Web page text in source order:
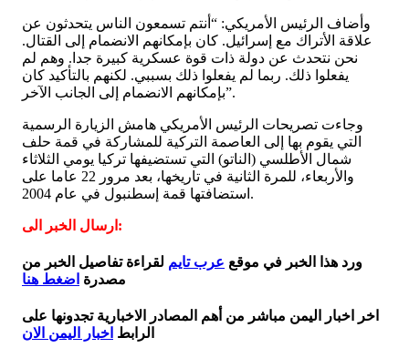
وأضاف الرئيس الأمريكي: “أنتم تسمعون الناس يتحدثون عن
علاقة الأتراك مع إسرائيل. كان بإمكانهم الانضمام إلى القتال.
نحن نتحدث عن دولة ذات قوة عسكرية كبيرة جدا. وهم لم
يفعلوا ذلك. ربما لم يفعلوا ذلك بسببي. لكنهم بالتأكيد كان
بإمكانهم الانضمام إلى الجانب الآخر”.
وجاءت تصريحات الرئيس الأمريكي هامش الزيارة الرسمية
التي يقوم بها إلى العاصمة التركية للمشاركة في قمة حلف
شمال الأطلسي (الناتو) التي تستضيفها تركيا يومي الثلاثاء
والأربعاء، للمرة الثانية في تاريخها، بعد مرور 22 عاما على
استضافتها قمة إسطنبول في عام 2004.
ارسال الخبر الى:
ورد هذا الخبر في موقع عرب تايم لقراءة تفاصيل الخبر من
مصدرة اضغط هنا
اخر اخبار اليمن مباشر من أهم المصادر الاخبارية تجدونها على
الرابط اخبار اليمن الان